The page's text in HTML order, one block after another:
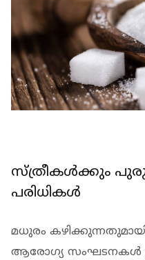
സ്ത്രീകള്‍ക്കും
പരിധികള്‍
മധുരം കഴിക്കുന്നതുമായി
ആരോഗ്യ സംഘടനകള്‍